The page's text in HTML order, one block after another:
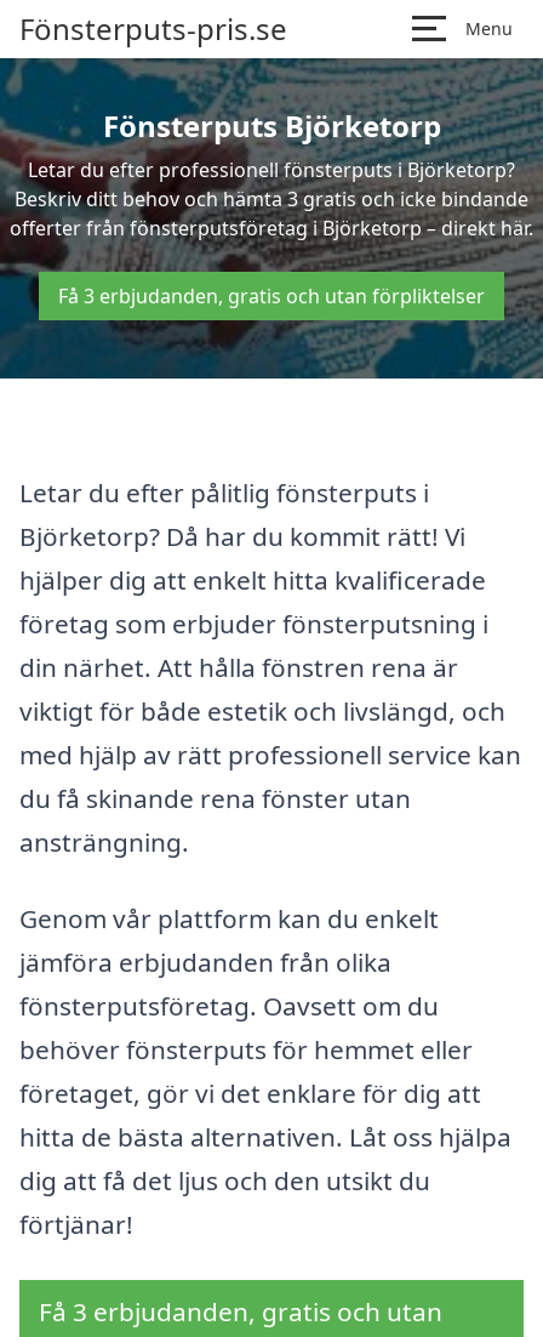
Fönsterputs-pris.se Menu
Fönsterputs Björketorp
Letar du efter professionell fönsterputs i Björketorp?
Beskriv ditt behov och hämta 3 gratis och icke bindande
offerter från fönsterputsföretag i Björketorp – direkt här.
Få 3 erbjudanden, gratis och utan förpliktelser
Letar du efter pålitlig fönsterputs i
Björketorp? Då har du kommit rätt! Vi
hjälper dig att enkelt hitta kvalificerade
företag som erbjuder fönsterputsning i
din närhet. Att hålla fönstren rena är
viktigt för både estetik och livslängd, och
med hjälp av rätt professionell service kan
du få skinande rena fönster utan
ansträngning.
Genom vår plattform kan du enkelt
jämföra erbjudanden från olika
fönsterputsföretag. Oavsett om du
behöver fönsterputs för hemmet eller
företaget, gör vi det enklare för dig att
hitta de bästa alternativen. Låt oss hjälpa
dig att få det ljus och den utsikt du
förtjänar!
Få 3 erbjudanden, gratis och utan